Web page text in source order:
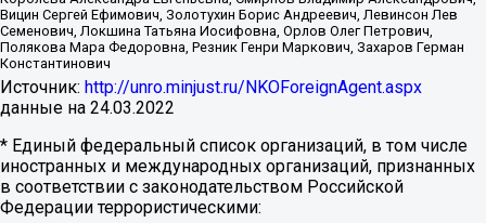
Вицин Сергей Ефимович, Золотухин Борис Андреевич, Левинсон Лев
Семенович, Локшина Татьяна Иосифовна, Орлов Олег Петрович,
Полякова Мара Федоровна, Резник Генри Маркович, Захаров Герман
Константинович
Источник: http://unro.minjust.ru/NKOForeignAgent.aspx
данные на 24.03.2022
* Единый федеральный список организаций, в том числе
иностранных и международных организаций, признанных
в соответствии с законодательством Российской
Федерации террористическими: